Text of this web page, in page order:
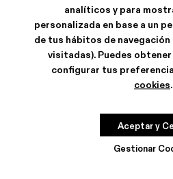
analíticos y para
personalizada en base a un
de tus hábitos de
visitadas). Puedes
configurar tus
cookies.
Gestionar
Aceptar y